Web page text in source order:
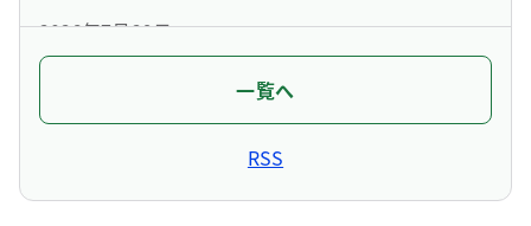
2026年7月29日
水道管の漏水事故について（第三報）
一覧へ
RSS